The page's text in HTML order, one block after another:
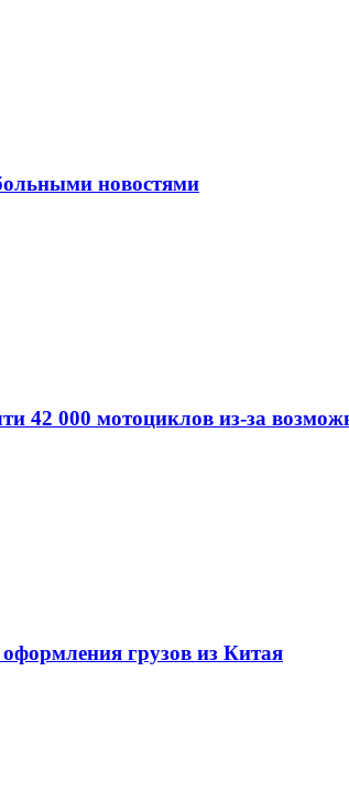
новостями
42 000 мотоциклов из-за
грузов из Китая